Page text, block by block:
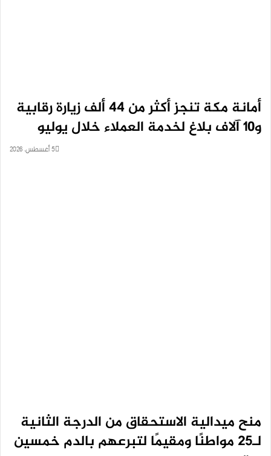
أمانة مكة تنجز أكثر من ٤٤ ألف زيارة رقابية
و١٠ آلاف بلاغ لخدمة العملاء خلال يوليو
5 أغسطس، 2026
منح ميدالية الاستحقاق من الدرجة الثانية
لـ25 مواطنًا ومقيمًا لتبرعهم بالدم خمسين